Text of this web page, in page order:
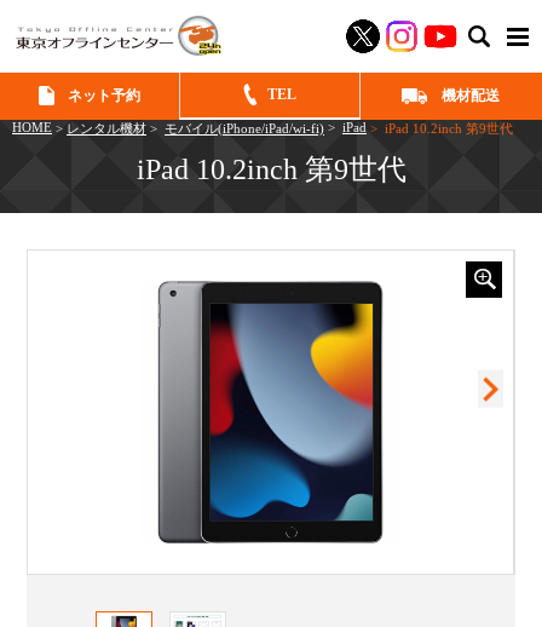
ネット予約 TEL 機材配送
HOME > レンタル機材 > モバイル(iPhone/iPad/wi-fi) > iPad > iPad 10.2inch 第9世代
iPad 10.2inch 第9世代